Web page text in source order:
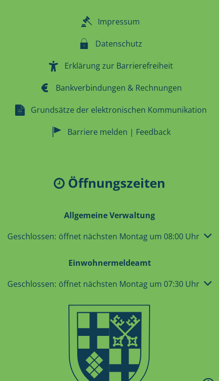
Impressum
Datenschutz
Erklärung zur Barrierefreiheit
Bankverbindungen & Rechnungen
Grundsätze der elektronischen Kommunikation
Barriere melden | Feedback
Öffnungszeiten
Allgemeine Verwaltung
Klicken, um weitere Öffnungs- oder Schließzeiten
Geschlossen: öffnet nächsten Montag um 08:00 Uhr
Einwohnermeldeamt
Klicken, um weitere Öffnungs- oder Schließzeiten
Geschlossen: öffnet nächsten Montag um 07:30 Uhr